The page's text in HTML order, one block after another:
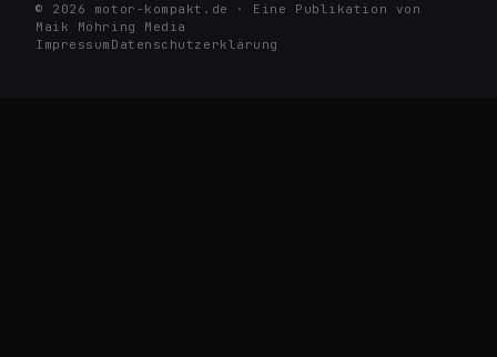
© 2026 motor-kompakt.de · Eine Publikation von
Maik Möhring Media
Impressum Datenschutzerklärung